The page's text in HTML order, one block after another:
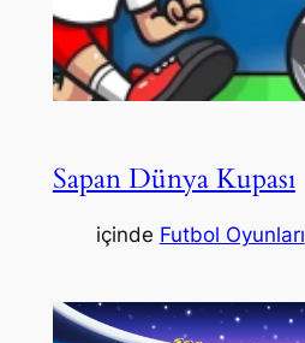
Sapan Dünya Kupası
içinde Futbol Oyunları